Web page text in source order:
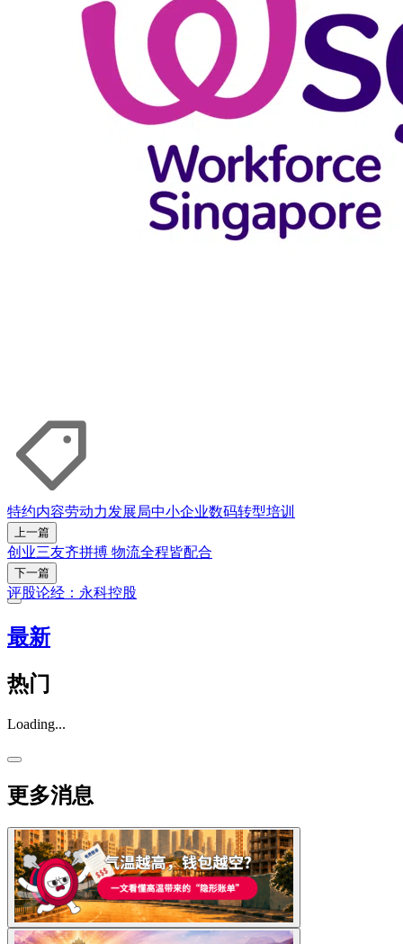
特约内容劳动力发展局中小企业数码转型培训
上一篇
创业三友齐拼搏 物流全程皆配合
下一篇
评股论经：永科控股
最新
热门
Loading...
更多消息